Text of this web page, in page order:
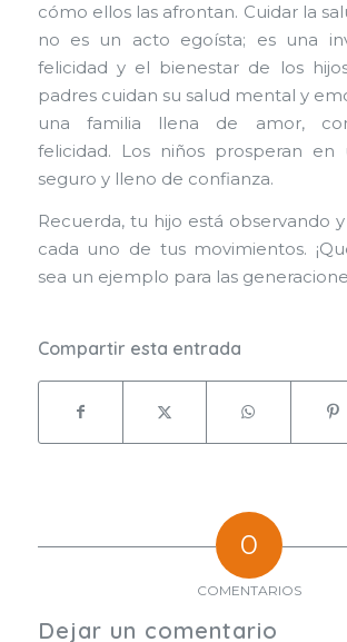
cómo ellos las afrontan. Cuidar la
no es un acto egoísta; es una
felicidad y el bienestar de los
padres cuidan su salud mental y
una familia llena de amor,
felicidad. Los niños prosperan en
seguro y lleno de confianza.
Recuerda, tu hijo está observando
cada uno de tus movimientos.
sea un ejemplo para las
Compartir esta entrada
0
COMENTARIOS
Dejar un comentario